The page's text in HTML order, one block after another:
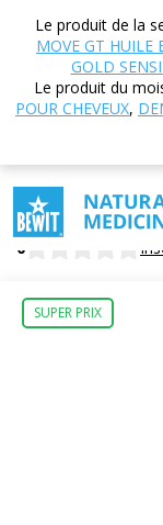
Le produit de la
MOVE GT HUILE
GOLD
Le produit du
POUR CHEVEUX,
compléments
Traditionnelle
039 - Je
Complément
BEWIT I am fit
0
SUPER PRIX